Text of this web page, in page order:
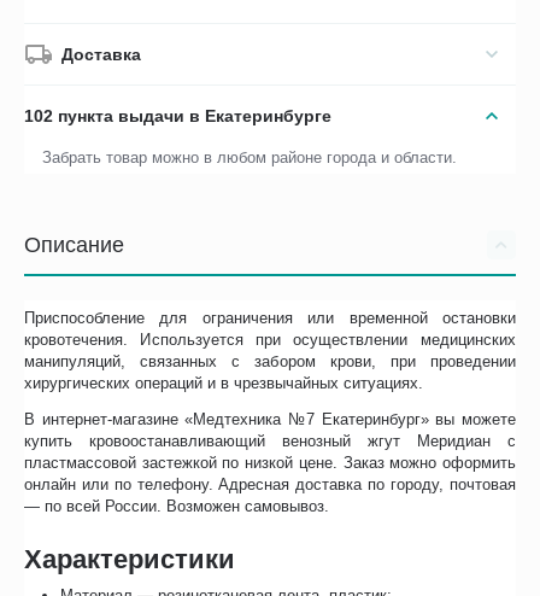
Доставка
102 пункта выдачи в Екатеринбурге
Забрать товар можно в любом районе города и области.
Описание
Приспособление для ограничения или временной остановки
кровотечения. Используется при осуществлении медицинских
манипуляций, связанных с забором крови, при проведении
хирургических операций и в чрезвычайных ситуациях.
В интернет-магазине «Медтехника №7 Екатеринбург» вы можете
купить кровоостанавливающий венозный жгут Меридиан с
пластмассовой застежкой по низкой цене. Заказ можно оформить
онлайн или по телефону. Адресная доставка по городу, почтовая
— по всей России. Возможен самовывоз.
Характеристики